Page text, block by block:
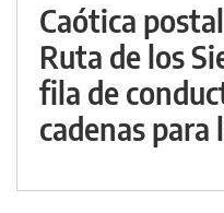
Caótica
Ruta de los
fila de
cadenas para